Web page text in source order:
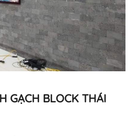
GẠCH BLOCK THÁI